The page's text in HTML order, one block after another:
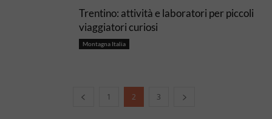
Trentino: attività e laboratori per piccoli
viaggiatori curiosi
Montagna Italia
1 2 3